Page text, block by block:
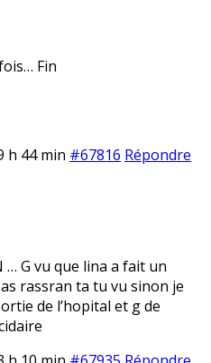
Fin
h 44 min #67816 Répondre
… G vu que lina a fait un
rassran ta tu vu sinon je
de l’hopital et g de